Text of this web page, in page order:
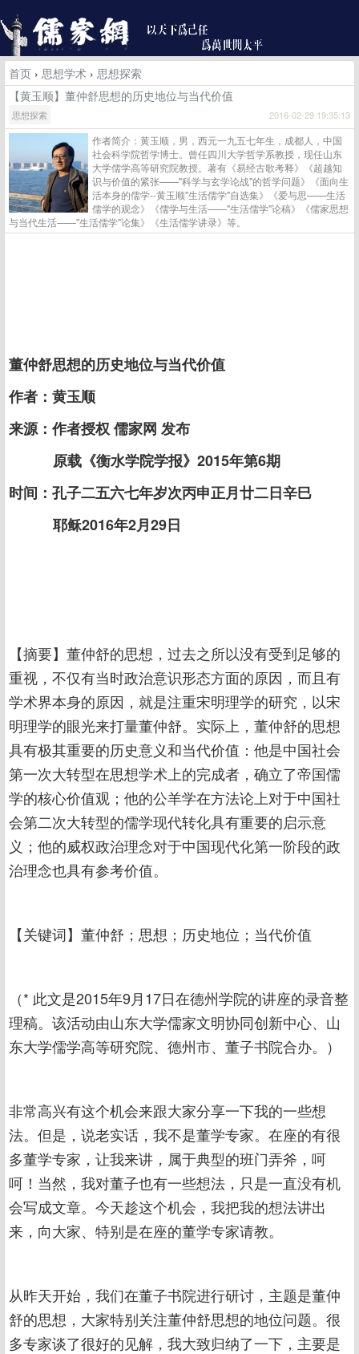
首页 › 思想学术 › 思想探索
【黄玉顺】董仲舒思想的历史地位与当代价值
思想探索 2016-02-29 19:35:13
作者简介：黄玉顺，男，西元一九五七年生，成都人，中国
社会科学院哲学博士。曾任四川大学哲学系教授，现任山东
大学儒学高等研究院教授。著有《易经古歌考释》《超越知
识与价值的紧张——"科学与玄学论战"的哲学问题》《面向生
活本身的儒学--黄玉顺"生活儒学"自选集》《爱与思——生活
儒学的观念》《儒学与生活——"生活儒学"论稿》《儒家思想
与当代生活——"生活儒学"论集》《生活儒学讲录》等。
董仲舒思想的历史地位与当代价值
作者：黄玉顺
来源：作者授权 儒家网 发布
原载《衡水学院学报》2015年第6期
时间：孔子二五六七年岁次丙申正月廿二日辛巳
耶稣2016年2月29日
【摘要】董仲舒的思想，过去之所以没有受到足够的
重视，不仅有当时政治意识形态方面的原因，而且有
学术界本身的原因，就是注重宋明理学的研究，以宋
明理学的眼光来打量董仲舒。实际上，董仲舒的思想
具有极其重要的历史意义和当代价值：他是中国社会
第一次大转型在思想学术上的完成者，确立了帝国儒
学的核心价值观；他的公羊学在方法论上对于中国社
会第二次大转型的儒学现代转化具有重要的启示意
义；他的威权政治理念对于中国现代化第一阶段的政
治理念也具有参考价值。
【关键词】董仲舒；思想；历史地位；当代价值
（* 此文是2015年9月17日在德州学院的讲座的录音整
理稿。该活动由山东大学儒家文明协同创新中心、山
东大学儒学高等研究院、德州市、董子书院合办。）
非常高兴有这个机会来跟大家分享一下我的一些想
法。但是，说老实话，我不是董学专家。在座的有很
多董学专家，让我来讲，属于典型的班门弄斧，呵
呵！当然，我对董子也有一些想法，只是一直没有机
会写成文章。今天趁这个机会，我把我的想法讲出
来，向大家、特别是在座的董学专家请教。
从昨天开始，我们在董子书院进行研讨，主题是董仲
舒的思想，大家特别关注董仲舒思想的地位问题。很
多专家谈了很好的见解，我大致归纳了一下，主要是